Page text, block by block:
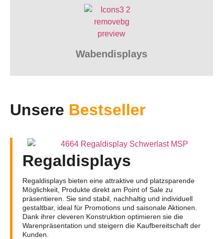
Wabendisplays
Unsere Bestseller
Regaldisplays
Regaldisplays bieten eine attraktive und platzsparende
Möglichkeit, Produkte direkt am Point of Sale zu
präsentieren. Sie sind stabil, nachhaltig und individuell
gestaltbar, ideal für Promotions und saisonale Aktionen.
Dank ihrer cleveren Konstruktion optimieren sie die
Warenpräsentation und steigern die Kaufbereitschaft der
Kunden.